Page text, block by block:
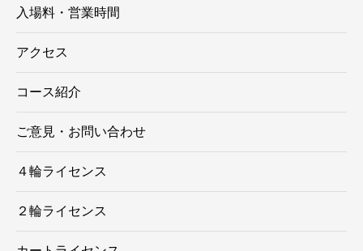
入場料・営業時間
アクセス
コース紹介
ご意見・お問い合わせ
４輪ライセンス
２輪ライセンス